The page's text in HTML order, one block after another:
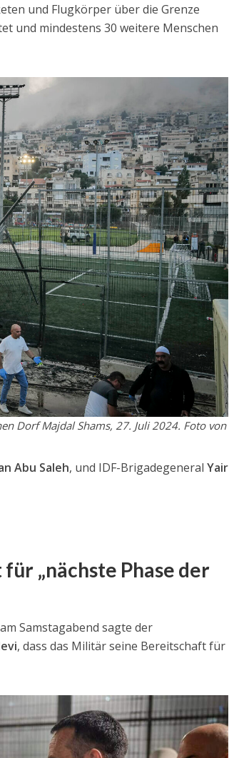
und Flugkörper über die Grenze
und mindestens 30 weitere Menschen
Dorf Majdal Shams, 27. Juli 2024. Foto von
Abu Saleh, und IDF-BrigadegeneralYair
„nächste Phase der
Samstagabend sagte der
, dass das Militär seine Bereitschaft für